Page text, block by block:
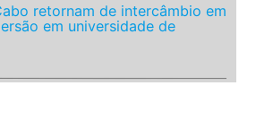
retornam de intercâmbio em
em universidade de